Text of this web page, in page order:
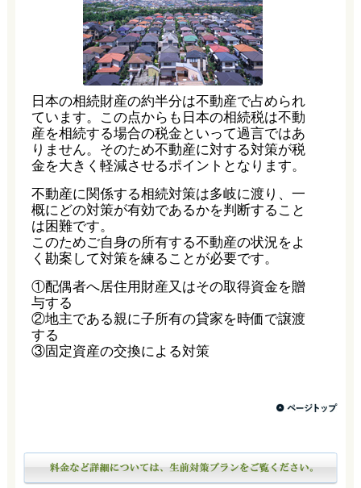
日本の相続財産の約半分は不動産で占められ
ています。この点からも日本の相続税は不動
産を相続する場合の税金といって過言ではあ
りません。そのため不動産に対する対策が税
金を大きく軽減させるポイントとなります。
不動産に関係する相続対策は多岐に渡り、一
概にどの対策が有効であるかを判断すること
は困難です。
このためご自身の所有する不動産の状況をよ
く勘案して対策を練ることが必要です。
①配偶者へ居住用財産又はその取得資金を贈
与する
②地主である親に子所有の貸家を時価で譲渡
する
③固定資産の交換による対策